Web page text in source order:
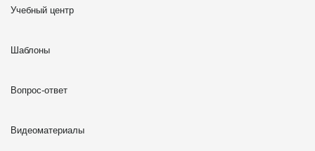
Учебный центр
Шаблоны
Вопрос-ответ
Видеоматериалы